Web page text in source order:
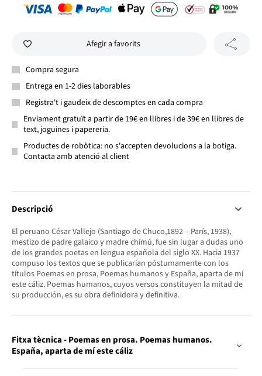
Afegir a favorits
Compra segura
Entrega en 1-2 dies laborables
Registra't i gaudeix de descomptes en cada compra
Enviament gratuït a partir de 19€ en llibres i de 39€ en llibres de
text, joguines i papereria.
Productes de robòtica: no s'accepten devolucions a la botiga.
Contacta amb atenció al client
Descripció
El peruano César Vallejo (Santiago de Chuco,1892 – París, 1938),
mestizo de padre galaico y madre chimú, fue sin lugar a dudas uno
de los grandes poetas en lengua española del siglo XX. Hacia 1937
compuso los textos que se publicarían póstumamente con los
títulos Poemas en prosa, Poemas humanos y España, aparta de mí
este cáliz. Poemas humanos, cuyos versos constituyen la mitad de
su producción, es su obra definidora y definitiva.
Fitxa tècnica - Poemas en prosa. Poemas humanos.
España, aparta de mí este cáliz